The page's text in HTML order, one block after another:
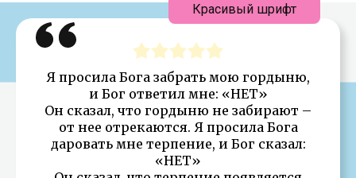
Я просила Бога забрать мою гордыню,
и Бог ответил мне: «НЕТ»
Он сказал, что гордыню не забирают –
от нее отрекаются. Я просила Бога
даровать мне терпение, и Бог сказал:
«НЕТ»
Красивый шрифт